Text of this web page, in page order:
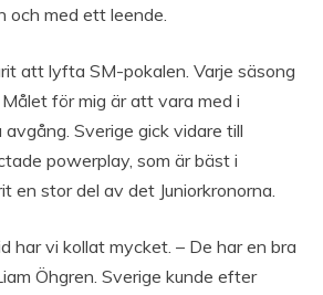
och med ett leende.
att lyfta SM-pokalen. Varje säsong
för mig är att vara med i
Sverige gick vidare till
powerplay, som är bäst i
en stor del av det Juniorkronorna.
har vi kollat mycket. – De har en bra
Öhgren. Sverige kunde efter